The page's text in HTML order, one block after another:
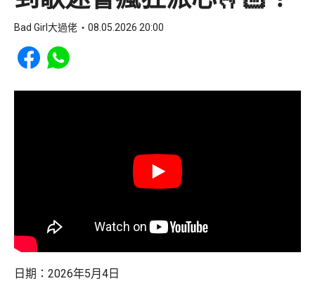
Bad Girl大過佬 08.05.2026 20:00
Share to Facebook
Share to WhatsApp
日期：2026年5月4日